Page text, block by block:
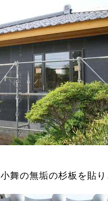
舞の無垢の杉板を貼